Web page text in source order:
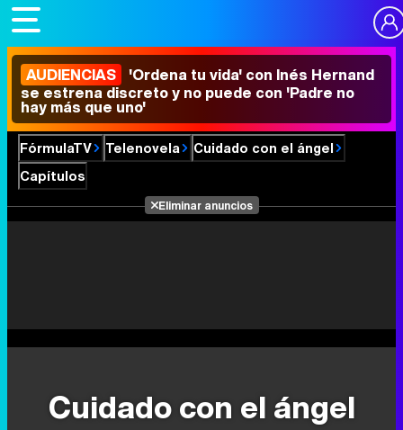
AUDIENCIAS 'Ordena tu vida' con Inés Hernand
se estrena discreto y no puede con 'Padre no
hay más que uno'
FórmulaTV Telenovela
Cuidado con el ángel
Capítulos
Eliminar anuncios
Cuidado con el ángel